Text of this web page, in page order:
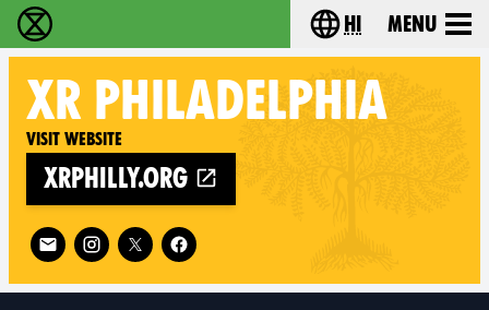
विलुप्ति विद्रोह - Home Choose your
hi Menu
XR PHILADELPHIA
Visit website
xrphilly.org
Follow XR Philadelphia on